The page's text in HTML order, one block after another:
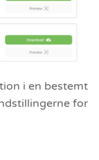
i en bestemt
for